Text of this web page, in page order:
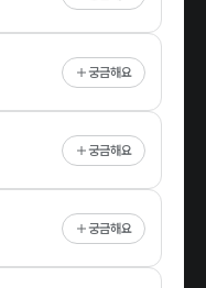
궁금해요
궁금해요
궁금해요